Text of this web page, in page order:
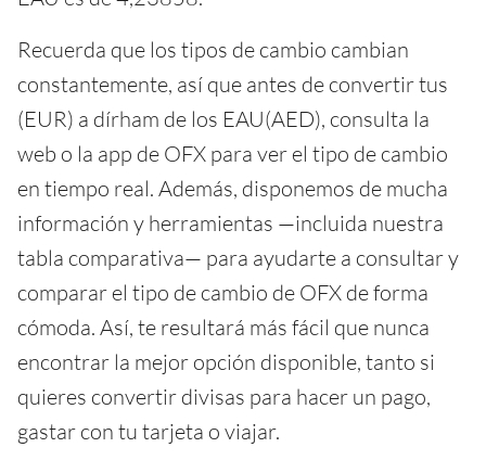
Recuerda que los tipos de cambio cambian
constantemente, así que antes de convertir tus
(EUR) a dírham de los EAU(AED), consulta la
web o la app de OFX para ver el tipo de cambio
en tiempo real. Además, disponemos de mucha
información y herramientas —incluida nuestra
tabla comparativa— para ayudarte a consultar y
comparar el tipo de cambio de OFX de forma
cómoda. Así, te resultará más fácil que nunca
encontrar la mejor opción disponible, tanto si
quieres convertir divisas para hacer un pago,
gastar con tu tarjeta o viajar.